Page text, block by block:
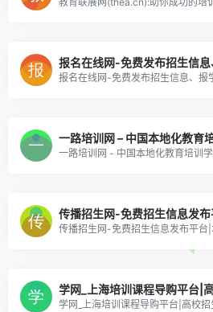
传播招生网-免费招生信息发
传播招生网-免费招生信息发布平台